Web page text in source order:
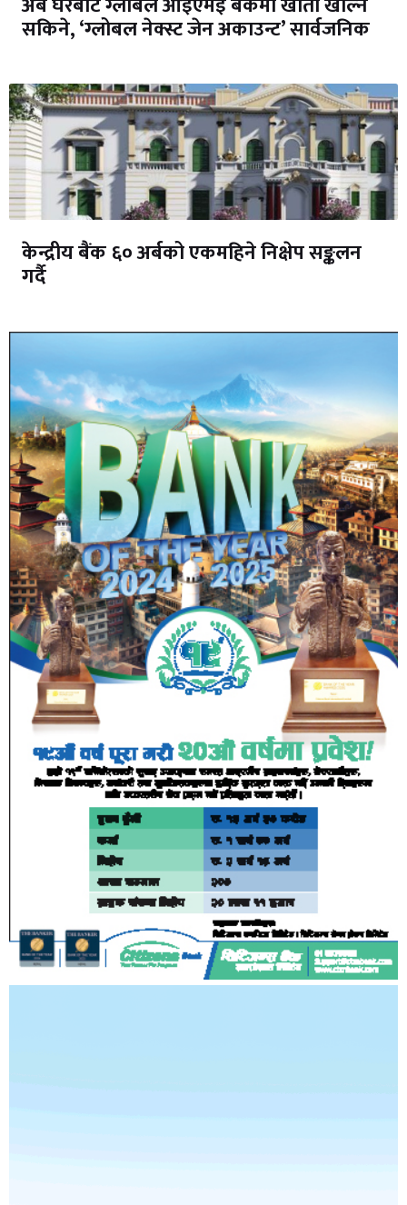
सकिने, ‘ग्लोबल नेक्स्ट जेन अकाउन्ट’ सार्वजनिक
केन्द्रीय बैंक ६० अर्बको एकमहिने निक्षेप सङ्कलन
गर्दै